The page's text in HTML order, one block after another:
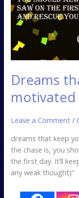
Dreams
motivated
Leave a Comment /
dreams that keep
the chase is, you
the first day. It’ll
any